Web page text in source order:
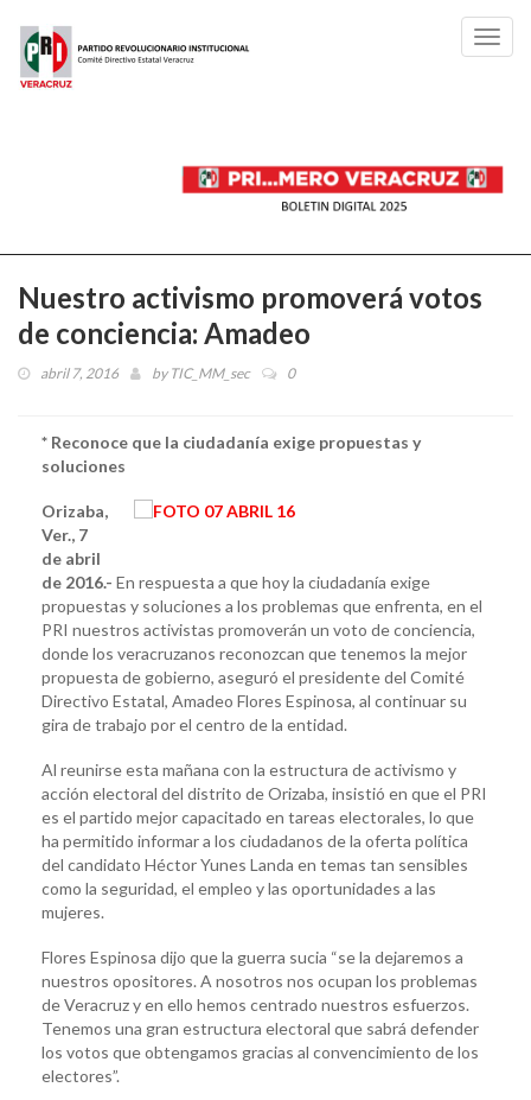
Nuestro activismo promoverá votos
de conciencia: Amadeo
abril 7, 2016 by TIC_MM_sec 0
* Reconoce que la ciudadanía exige propuestas y
soluciones
Orizaba,
Ver., 7
de abril
de 2016.- En respuesta a que hoy la ciudadanía exige
propuestas y soluciones a los problemas que enfrenta, en el
PRI nuestros activistas promoverán un voto de conciencia,
donde los veracruzanos reconozcan que tenemos la mejor
propuesta de gobierno, aseguró el presidente del Comité
Directivo Estatal, Amadeo Flores Espinosa, al continuar su
gira de trabajo por el centro de la entidad.
Al reunirse esta mañana con la estructura de activismo y
acción electoral del distrito de Orizaba, insistió en que el PRI
es el partido mejor capacitado en tareas electorales, lo que
ha permitido informar a los ciudadanos de la oferta política
del candidato Héctor Yunes Landa en temas tan sensibles
como la seguridad, el empleo y las oportunidades a las
mujeres.
Flores Espinosa dijo que la guerra sucia “se la dejaremos a
nuestros opositores. A nosotros nos ocupan los problemas
de Veracruz y en ello hemos centrado nuestros esfuerzos.
Tenemos una gran estructura electoral que sabrá defender
los votos que obtengamos gracias al convencimiento de los
electores”.